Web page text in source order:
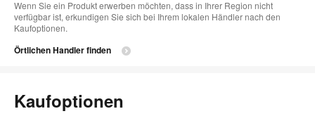
Wenn Sie ein Produkt erwerben möchten, dass in Ihrer Region nicht
verfügbar ist, erkundigen Sie sich bei Ihrem lokalen Händler nach den
Kaufoptionen.
Örtlichen Handler finden
Kaufoptionen